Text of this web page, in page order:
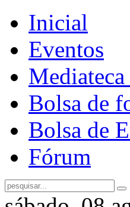
Inicial
Eventos
Bolsa de
Bolsa de
Fórum